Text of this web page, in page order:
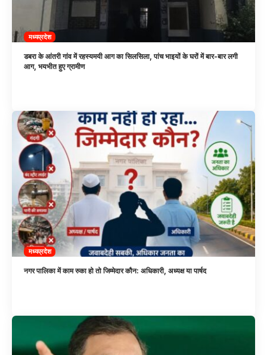
मध्यप्रदेश
डबरा के आंतरी गांव में रहस्यमयी आग का सिलसिला, पांच भाइयों के घरों में बार-बार लगी
आग, भयभीत हुए ग्रामीण
मध्यप्रदेश
नगर पालिका में काम रुका हो तो जिम्मेदार कौन: अधिकारी, अध्यक्ष या पार्षद